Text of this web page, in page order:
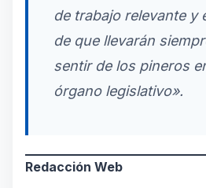
de trabajo relevante y
de que llevarán
sentir de los pineros
órgano legislativo».
Redacción Web